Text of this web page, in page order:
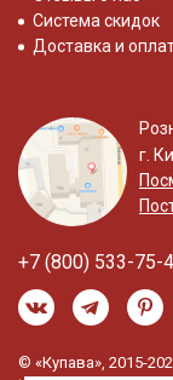
Система скидок
Доставка и
г.
+7 (800) 533-75-
© «Купава», 2015-